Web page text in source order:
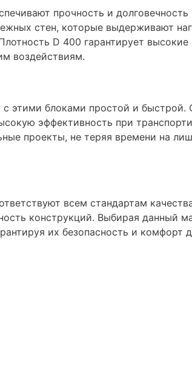
прочность и
стен, которые выдерживают
D 400 гарантирует высокие
воздействиям.
этими блоками простой и быстрой.
эффективность при
проекты, не теряя времени на
всем стандартам
конструкций. Выбирая данный
их безопасность и комфорт